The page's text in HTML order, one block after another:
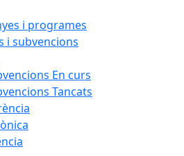
i programes
i subvencions
En curs
Tancats